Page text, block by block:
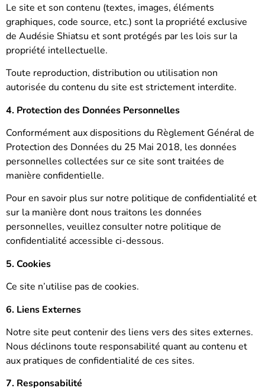
Le site et son contenu (textes, images, éléments
graphiques, code source, etc.) sont la propriété exclusive
de Audésie Shiatsu et sont protégés par les lois sur la
propriété intellectuelle.
Toute reproduction, distribution ou utilisation non
autorisée du contenu du site est strictement interdite.
4. Protection des Données Personnelles
Conformément aux dispositions du Règlement Général de
Protection des Données du 25 Mai 2018, les données
personnelles collectées sur ce site sont traitées de
manière confidentielle.
Pour en savoir plus sur notre politique de confidentialité et
sur la manière dont nous traitons les données
personnelles, veuillez consulter notre politique de
confidentialité accessible ci-dessous.
5. Cookies
Ce site n’utilise pas de cookies.
6. Liens Externes
Notre site peut contenir des liens vers des sites externes.
Nous déclinons toute responsabilité quant au contenu et
aux pratiques de confidentialité de ces sites.
7. Responsabilité